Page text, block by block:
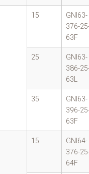
15
GNI63-
376-
63F
25
GNI63-
386-
63L
35
GNI63-
396-
63F
15
GNI64-
376-
64F